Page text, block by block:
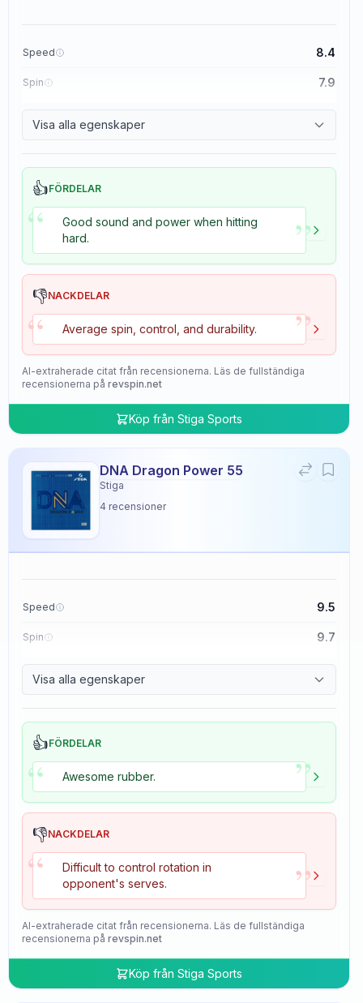
Speed 8.4
Spin 7.9
Visa alla egenskaper
👍FÖRDELAR
“
Good sound and power when hitting
hard.
”
👎NACKDELAR
“ Average spin, control, and durability. ”
AI-extraherade citat från recensionerna. Läs de fullständiga
recensionerna på revspin.net
Köp från Stiga Sports
DNA Dragon Power 55
Stiga
4 recensioner
Speed 9.5
Spin 9.7
Visa alla egenskaper
👍FÖRDELAR
“ Awesome rubber. ”
👎NACKDELAR
“
Difficult to control rotation in
opponent's serves.
”
AI-extraherade citat från recensionerna. Läs de fullständiga
recensionerna på revspin.net
Köp från Stiga Sports